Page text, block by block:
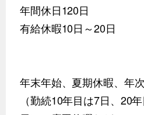
年間休日120日
有給休暇10日～20日
年末年始、夏期休暇、年
（勤続10年目は7日、20